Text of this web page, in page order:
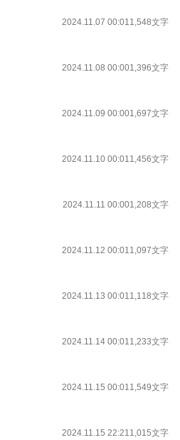
2024.11.07 00:011,548文字
2024.11.08 00:001,396文字
2024.11.09 00:001,697文字
2024.11.10 00:011,456文字
2024.11.11 00:001,208文字
2024.11.12 00:011,097文字
2024.11.13 00:011,118文字
2024.11.14 00:011,233文字
2024.11.15 00:011,549文字
2024.11.15 22:211,015文字